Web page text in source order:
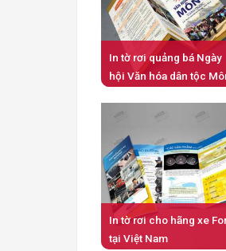
In tờ rơi quảng bá Ngày
hội Văn hóa dân tộc
In tờ rơi cho hãng xe
tại Việt Nam